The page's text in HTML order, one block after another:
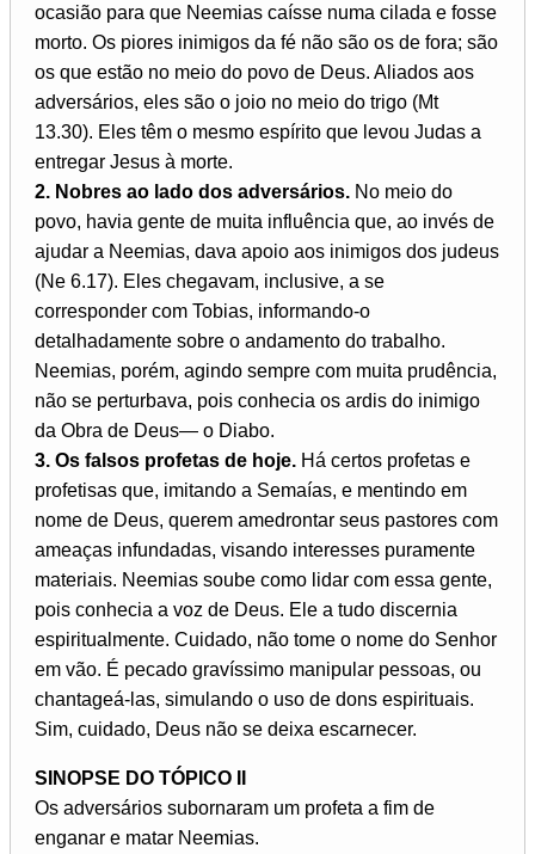
ocasião para que Neemias caísse numa cilada e fosse
morto. Os piores inimigos da fé não são os de fora; são
os que estão no meio do povo de Deus. Aliados aos
adversários, eles são o joio no meio do trigo (Mt
13.30). Eles têm o mesmo espírito que levou Judas a
entregar Jesus à morte.
2. Nobres ao lado dos adversários. No meio do
povo, havia gente de muita influência que, ao invés de
ajudar a Neemias, dava apoio aos inimigos dos judeus
(Ne 6.17). Eles chegavam, inclusive, a se
corresponder com Tobias, informando-o
detalhadamente sobre o andamento do trabalho.
Neemias, porém, agindo sempre com muita prudência,
não se perturbava, pois conhecia os ardis do inimigo
da Obra de Deus— o Diabo.
3. Os falsos profetas de hoje. Há certos profetas e
profetisas que, imitando a Semaías, e mentindo em
nome de Deus, querem amedrontar seus pastores com
ameaças infundadas, visando interesses puramente
materiais. Neemias soube como lidar com essa gente,
pois conhecia a voz de Deus. Ele a tudo discernia
espiritualmente. Cuidado, não tome o nome do Senhor
em vão. É pecado gravíssimo manipular pessoas, ou
chantageá-las, simulando o uso de dons espirituais.
Sim, cuidado, Deus não se deixa escarnecer.
SINOPSE DO TÓPICO II
Os adversários subornaram um profeta a fim de
enganar e matar Neemias.